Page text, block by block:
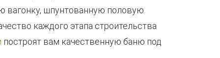
вагонку, шпунтованную половую
каждого этапа строительства
построят вам качественную баню под